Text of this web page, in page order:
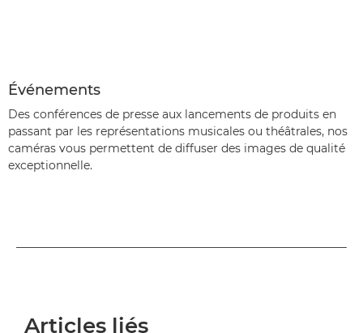
Événements
Des conférences de presse aux lancements de produits en
passant par les représentations musicales ou théâtrales, nos
caméras vous permettent de diffuser des images de qualité
exceptionnelle.
Articles liés